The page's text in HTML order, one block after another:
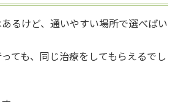
あるけど、通いやすい場所で選べばい
っても、同じ治療をしてもらえるでし